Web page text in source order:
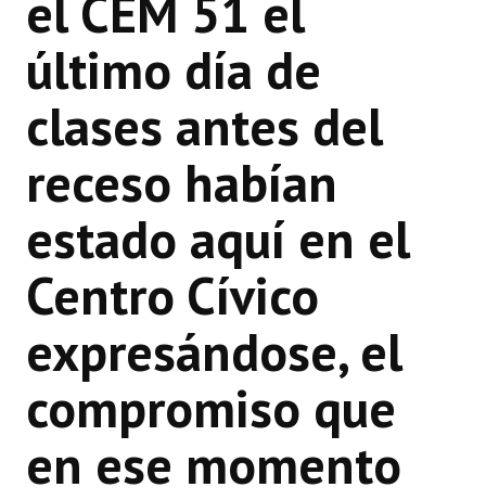
último día de
clases antes del
receso habían
estado aquí en el
Centro Cívico
expresándose, el
compromiso que
en ese momento